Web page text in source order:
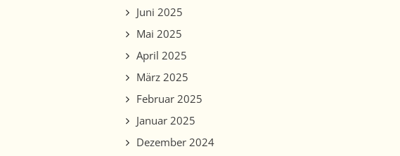
Juni 2025
Mai 2025
April 2025
März 2025
Februar 2025
Januar 2025
Dezember 2024